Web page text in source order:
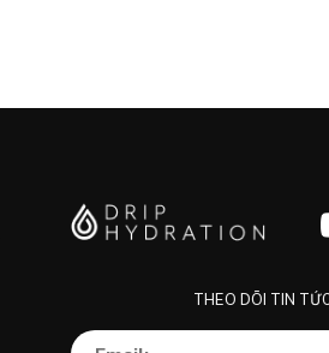
THEO DÕI TIN